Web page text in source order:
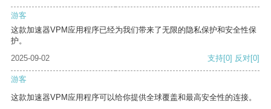
游客
这款加速器VPM应用程序已经为我们带来了无限的隐私保护和安全性保
护。
2025-09-02
支持[0] 反对[0]
游客
这款加速器VPM应用程序可以给你提供全球覆盖和最高安全性的连接。